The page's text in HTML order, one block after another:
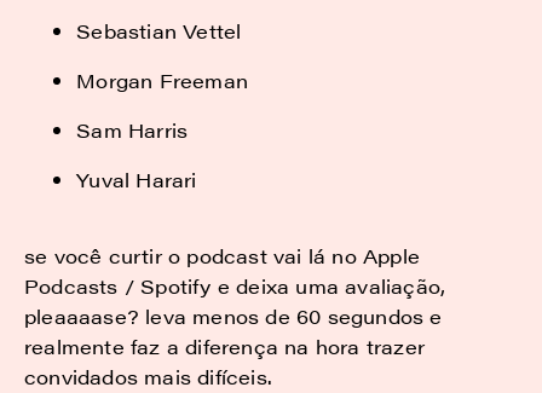
Sebastian Vettel
Morgan Freeman
Sam Harris
Yuval Harari
se você curtir o podcast vai lá no Apple
Podcasts / Spotify e deixa uma avaliação,
pleaaaase? leva menos de 60 segundos e
realmente faz a diferença na hora trazer
convidados mais difíceis.